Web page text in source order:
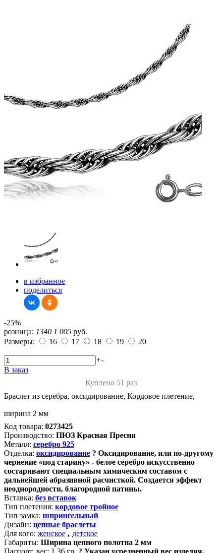
в избранное
поделиться
-25%
розница: 1340 1 005 руб.
Размеры:
16 17 18 19 20
+-
В заказ
Куплено 51 раз
Браслет из серебра, оксидирование, Кордовое плетение,
ширина 2 мм
Код товара: 0273425
Производство: ПЮЗ Красная Пресня
Металл: серебро 925
Отделка: оксидирование ? Оксидирование, или по-другому
чернение «под старину» - белое серебро искусственно
состаривают специальным химическим составом с
дальнейшей абразивной расчисткой. Создается эффект
неоднородности, благородной патины.
Вставка: без вставок
Тип плетения: кордовое тройное
Тип замка: шпрингельный
Дизайн: цепные браслеты
Для кого: женское , детское
Габариты: Ширина цепного полотна 2 мм
Паспорт. вес: 1.36 гр. ? Указан усредненный вес изделия.